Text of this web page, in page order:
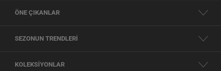
ÖNE ÇIKANLAR
SEZONUN TRENDLERİ
KOLEKSİYONLAR